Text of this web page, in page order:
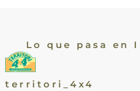
Lo que pasa en
territori_4x4